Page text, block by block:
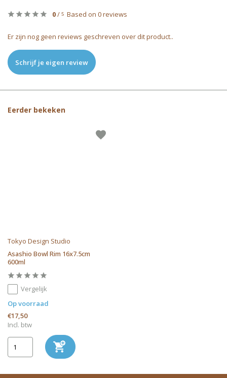
0/ 5 Based on 0 reviews
Er zijn nog geen reviews geschreven over dit product..
Schrijf je eigen review
Eerder bekeken
Tokyo Design Studio
Asashio Bowl Rim 16x7.5cm
600ml
Vergelijk
Op voorraad
€17,50
Incl. btw